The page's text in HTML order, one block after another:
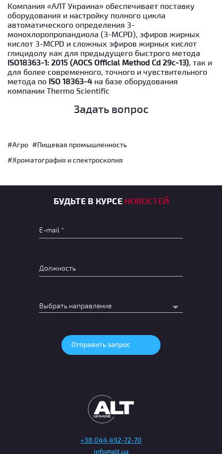
Компания «АЛТ Украина» обеспечивает поставку
оборудования и настройку полного цикла
автоматического определения 3-
монохлоропропандиола (3-MCPD), эфиров жирных
кислот 3-MCPD и сложных эфиров жирных кислот
глицидолу как для предыдущего быстрого метода
ISO18363-1: 2015 (AOCS Official Method Cd 29c-13) , так и
для более современного, точного и чувствительного
метода по ISO 18363-4 на базе оборудования
компании Thermo Scientific
Задать вопрос
#Агро #Пищевая промышленность
#Хроматография и спектроскопия
БУДЬТЕ В КУРСЕ НОВОСТЕЙ
+38 044 492-72-70
info@alt.ua